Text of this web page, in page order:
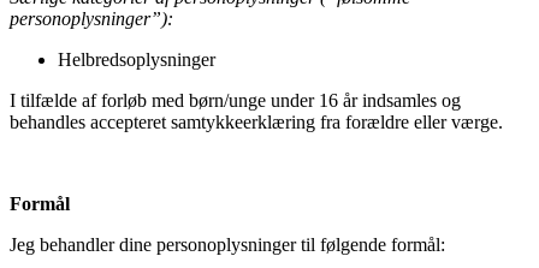
personoplysninger”):
Helbredsoplysninger
I tilfælde af forløb med børn/unge under 16 år indsamles og
behandles accepteret samtykkeerklæring fra forældre eller værge.
Formål
Jeg behandler dine personoplysninger til følgende formål: